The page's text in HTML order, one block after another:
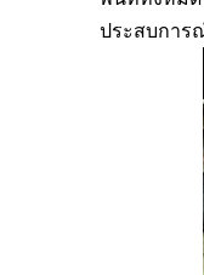
ประสบการ